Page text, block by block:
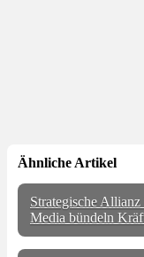
Ähnliche Artikel
Strategische
Media bündeln